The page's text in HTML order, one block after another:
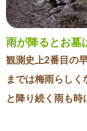
分からないかもし
参りをすること
を大切にする気持
雨が降るとお墓
観測史上2番目の
までは梅雨らし
と降り続く雨も時